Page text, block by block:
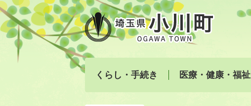
くらし・手続き 医療・健康・福祉